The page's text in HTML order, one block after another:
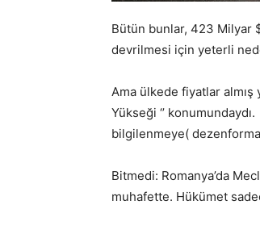
Bütün bunlar, 423 Milyar
devrilmesi için yeterli
Ama ülkede fiyatlar almış
Yükseği ‘’
bilgilenmeye(
Bitmedi: Romanya’da
muhafette. Hükümet